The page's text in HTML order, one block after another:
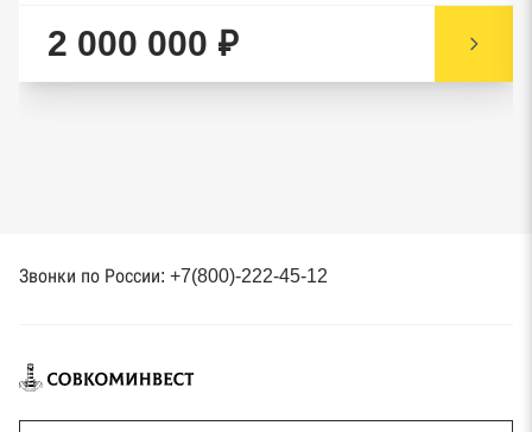
2 000 000 ₽
Звонки по России: +7(800)-222-45-12